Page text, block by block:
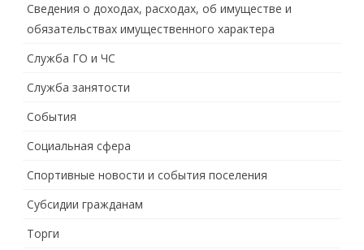
Сведения о доходах, расходах, об имуществе и
обязательствах имущественного характера
Служба ГО и ЧС
Служба занятости
События
Социальная сфера
Спортивные новости и события поселения
Субсидии гражданам
Торги